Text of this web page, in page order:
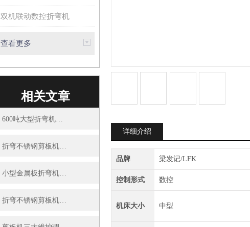
双机联动数控折弯机
查看更多
相关文章
600吨大型折弯机适用于哪些行业和领域？
折弯不锈钢剪板机尺寸对加工效率的影响
小型金属板折弯机的维护保养需要注意哪些事项？
折弯不锈钢剪板机：特点、优势与应用场景全解析
详细介绍
品牌 梁发记/LFK
控制形式 数控
机床大小 中型